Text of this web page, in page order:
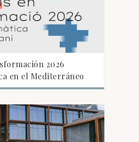
2026 
en el Mediterráneo